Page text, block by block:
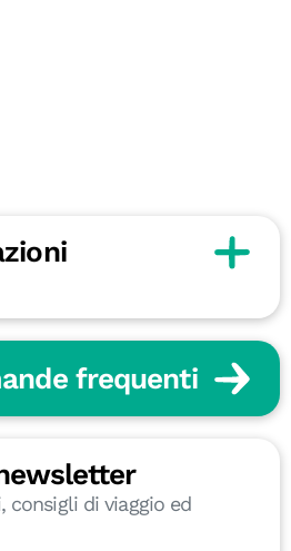
frequenti
consigli di viaggio ed